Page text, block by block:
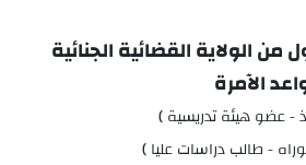
الولاية القضائية الجنائية
الآمرة
- عضو هيئة تدريسية )
- طالب دراسات عليا )